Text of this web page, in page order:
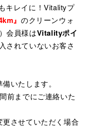
キレイに！Vitalityプ
』のクリーンウォ
会員様はVitalityポイ
されていないお客さ
いたします。
前までにご連絡いた
させていただく場合